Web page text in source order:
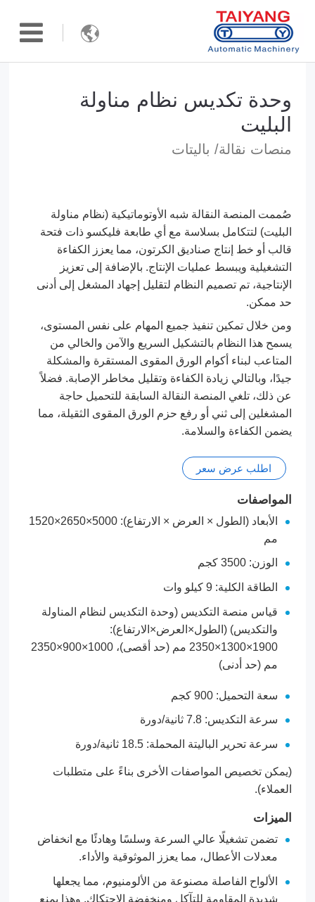

وحدة تكديس نظام مناولة
البليت
منصات نقالة/ باليتات
صُممت المنصة النقالة شبه الأوتوماتيكية (نظام مناولة
البليت) لتتكامل بسلاسة مع أي طابعة فليكسو ذات فتحة
قالب أو خط إنتاج صناديق الكرتون، مما يعزز الكفاءة
التشغيلية ويبسط عمليات الإنتاج. بالإضافة إلى تعزيز
الإنتاجية، تم تصميم النظام لتقليل إجهاد المشغل إلى أدنى
حد ممكن.
ومن خلال تمكين تنفيذ جميع المهام على نفس المستوى،
يسمح هذا النظام بالتشكيل السريع والآمن والخالي من
المتاعب لبناء أكوام الورق المقوى المستقرة والمشكلة
جيدًا، وبالتالي زيادة الكفاءة وتقليل مخاطر الإصابة. فضلاً
عن ذلك، تلغي المنصة النقالة السابقة للتحميل حاجة
المشغلين إلى ثني أو رفع حزم الورق المقوى الثقيلة، مما
يضمن الكفاءة والسلامة.
اطلب عرض سعر
المواصفات
الأبعاد (الطول × العرض × الارتفاع): 5000×2650×1520
مم
الوزن: 3500 كجم
الطاقة الكلية: 9 كيلو وات
قياس منصة التكديس (وحدة التكديس لنظام المناولة
والتكديس) (الطول×العرض×الارتفاع):
1900×1300×2350 مم (حد أقصى)، 1000×900×2350
مم (حد أدنى)
سعة التحميل: 900 كجم
سرعة التكديس: 7.8 ثانية/دورة
سرعة تحرير الباليتة المحملة: 18.5 ثانية/دورة
(يمكن تخصيص المواصفات الأخرى بناءً على متطلبات
العملاء).
الميزات
تضمن تشغيلًا عالي السرعة وسلسًا وهادئًا مع انخفاض
معدلات الأعطال، مما يعزز الموثوقية والأداء.
الألواح الفاصلة مصنوعة من الألومنيوم، مما يجعلها
شديدة المقاومة للتآكل ومنخفضة الاحتكاك. وهذا يمنع